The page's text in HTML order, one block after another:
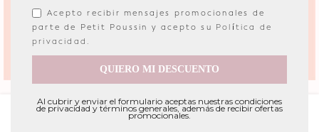
Acepto recibir mensajes promocionales de
parte de Petit Poussin y acepto su Política de
privacidad .
QUIERO MI DESCUENTO
Al cubrir y enviar el formulario aceptas nuestras condiciones
de privacidad y términos generales, además de recibir ofertas
promocionales.
BEBE